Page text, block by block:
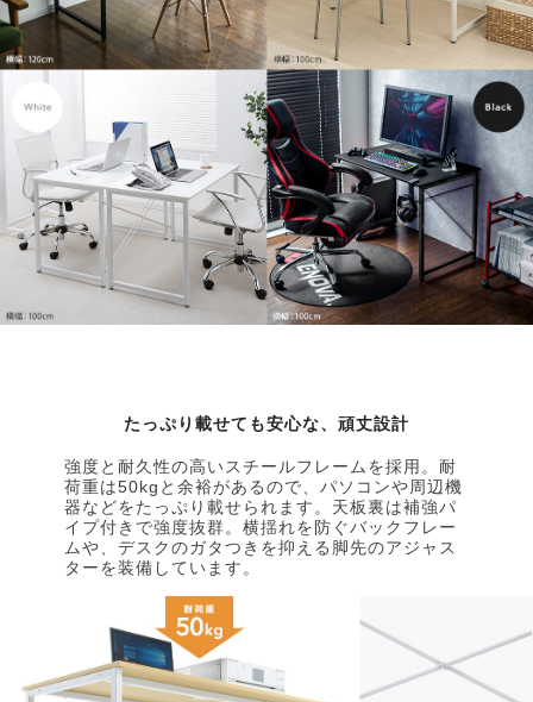
たっぷり載せても安心な、頑丈設計
強度と耐久性の高いスチールフレームを採用。耐
荷重は50kgと余裕があるので、パソコンや周辺機
器などをたっぷり載せられます。天板裏は補強パ
イプ付きで強度抜群。横揺れを防ぐバックフレー
ムや、デスクのガタつきを抑える脚先のアジャス
ターを装備しています。